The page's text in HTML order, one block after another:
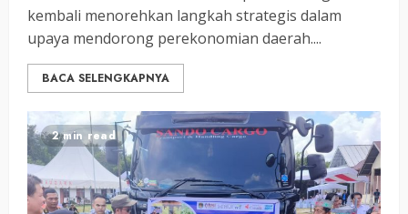
kembali menorehkan langkah strategis dalam
upaya mendorong perekonomian daerah....
BACA SELENGKAPNYA
2 min read